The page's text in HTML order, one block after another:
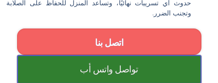
حدوث أي تسريبات نهائيًا، وتساعد المنزل للحفاظ على الصلابة
وتجنب الضرر.
اتصل بنا
تواصل واتس أب